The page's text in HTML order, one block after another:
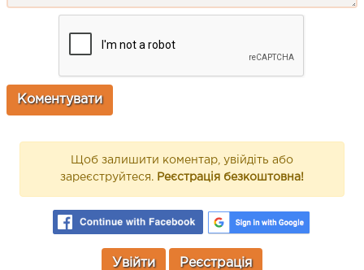
Щоб залишити коментар, увійдіть або
зареєструйтеся. Реєстрація безкоштовна!
Увійти Реєстрація